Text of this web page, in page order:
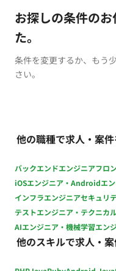
お探しの条件の
た。
条件を変更するか、もう
さい。
他の職種で求人・案
バックエンドエンジニアフロ
iOSエンジニア・Androidエ
インフラエンジニアセキュリ
テストエンジニア・テクニカ
AIエンジニア・機械学習エン
他のスキルで求人・